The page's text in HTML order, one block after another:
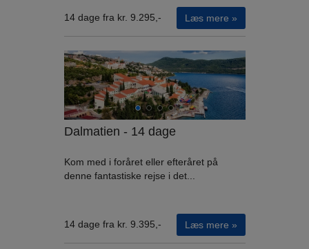
14 dage fra kr. 9.295,- Læs mere »
Dalmatien - 14 dage
Kom med i foråret eller efteråret på
denne fantastiske rejse i det...
14 dage fra kr. 9.395,- Læs mere »